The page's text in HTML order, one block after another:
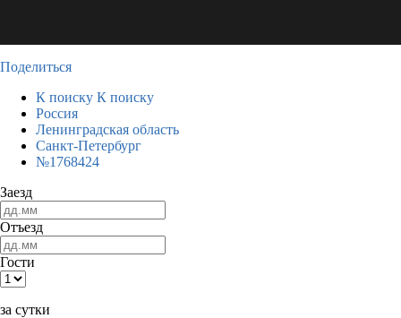
Поделиться
К поиску К поиску
Россия
Ленинградская область
Санкт-Петербург
№1768424
Заезд
Отъезд
Гости
за сутки